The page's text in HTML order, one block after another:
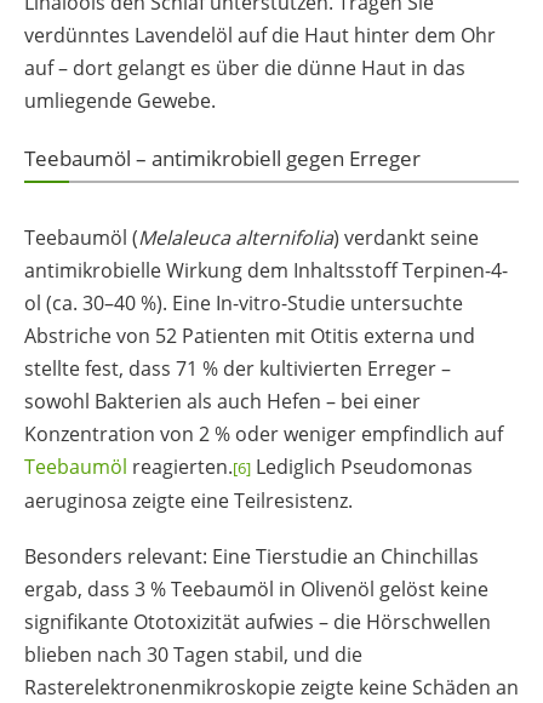
verdünntes Lavendelöl auf die Haut hinter dem Ohr
auf – dort gelangt es über die dünne Haut in das
umliegende Gewebe.
Teebaumöl – antimikrobiell gegen Erreger
Teebaumöl (Melaleuca alternifolia) verdankt seine
antimikrobielle Wirkung dem Inhaltsstoff Terpinen-4-
ol (ca. 30–40 %). Eine In-vitro-Studie untersuchte
Abstriche von 52 Patienten mit Otitis externa und
stellte fest, dass 71 % der kultivierten Erreger –
sowohl Bakterien als auch Hefen – bei einer
Konzentration von 2 % oder weniger empfindlich auf
Teebaumöl reagierten.[6] Lediglich Pseudomonas
aeruginosa zeigte eine Teilresistenz.
Besonders relevant: Eine Tierstudie an Chinchillas
ergab, dass 3 % Teebaumöl in Olivenöl gelöst keine
signifikante Ototoxizität aufwies – die Hörschwellen
blieben nach 30 Tagen stabil, und die
Rasterelektronenmikroskopie zeigte keine Schäden an